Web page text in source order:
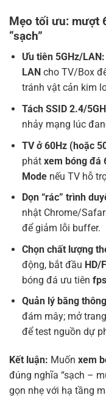
Mẹo tối ưu: mượt
“sạch”
Ưu tiên 5GHz/LAN:
LAN cho TV/Box
tránh vật cản kim
Tách SSID 2.4/
nhảy mạng lúc
TV ở 60Hz (hoặc
phát xem bóng đá
Modenếu TV hỗ
Dọn “rác” trình
nhật Chrome/
để giảm lỗi buffer.
Chọn chất lượng
động, bắt đầu HD/
bóng đá ưu tiên
Quản lý băng
đám mây; mở trang
để test nguồn dự
Kết luận: Muốn xem
đúng nghĩa “sạch –
gọn nhẹ với hạ tầng